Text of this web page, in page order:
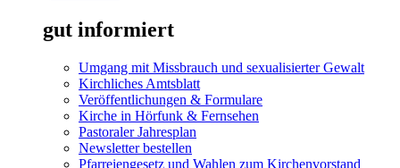
gut informiert
Umgang mit Missbrauch und sexualisierter Gewalt
Kirchliches Amtsblatt
Veröffentlichungen & Formulare
Kirche in Hörfunk & Fernsehen
Pastoraler Jahresplan
Newsletter bestellen
Pfarreiengesetz und Wahlen zum Kirchenvorstand